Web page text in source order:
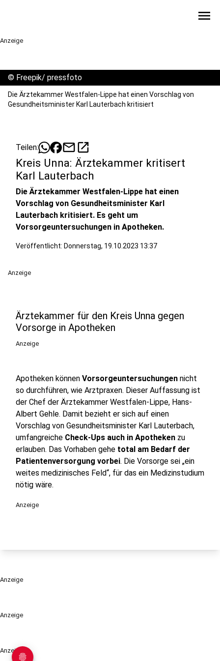
menu
Anzeige
Anzeige
Anzeige
© Freepik/ pressfoto
Die Ärztekammer Westfalen-Lippe hat einen Vorschlag von
Gesundheitsminister Karl Lauterbach kritisiert
Teilen: mailopen_in_new
Kreis Unna: Ärztekammer kritisert
Karl Lauterbach
Die Ärztekammer Westfalen-Lippe hat einen
Vorschlag von Gesundheitsminister Karl
Lauterbach kritisiert. Es geht um
Vorsorgeuntersuchungen in Apotheken.
Veröffentlicht: Donnerstag, 19.10.2023 13:37
Anzeige
Ärztekammer für den Kreis Unna gegen
Vorsorge in Apotheken
Anzeige
Apotheken können Vorsorgeuntersuchungen nicht
so durchführen, wie Arztpraxen. Dieser Auffassung ist
der Chef der Ärztekammer Westfalen-Lippe, Hans-
Albert Gehle. Damit bezieht er sich auf einen
Vorschlag von Gesundheitsminister Karl Lauterbach,
umfangreiche Check-Ups auch in Apotheken zu
erlauben. Das Vorhaben gehe total am Bedarf der
Patientenversorgung vorbei. Die Vorsorge sei „ein
weites medizinisches Feld“, für das ein Medizinstudium
nötig wäre.
Anzeige
Anzeige